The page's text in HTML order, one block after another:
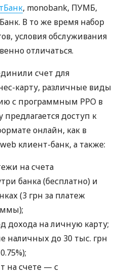
, monobank, ПУМБ,
В то же время набор
условия обслуживания
отличаться.
счет для
карту, различные виды
с программным РРО в
доступ к
онлайн, как в
клиент-банк, а также:
на счета
банка (бесплатно) и
(3 грн за платеж
дохода на личную карту;
наличных до 30 тыс. грн
на счете — с